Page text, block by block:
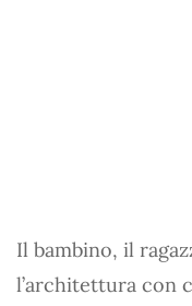
Il bambino, il
l’architettura con